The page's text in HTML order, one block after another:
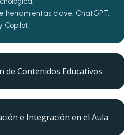
herramientas clave: ChatGPT,
Copilot.
de Contenidos Educativos
e Integración en el Aula